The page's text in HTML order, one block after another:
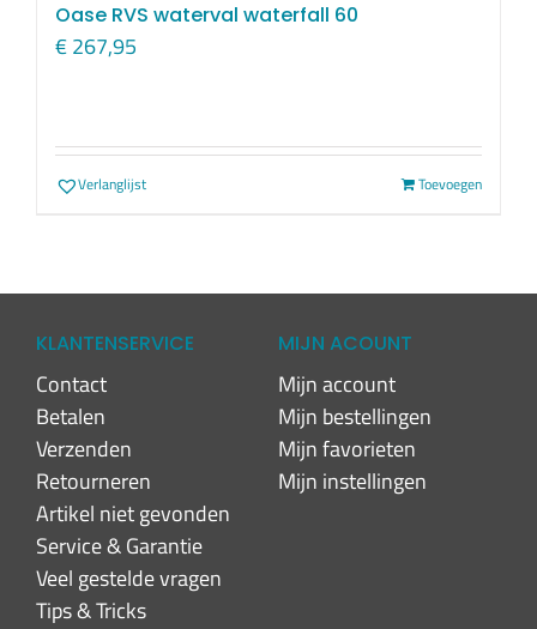
Oase RVS waterval waterfall 60
€267,95
Toevoegen
Verlanglijst
KLANTENSERVICE
Contact
Betalen
Verzenden
Retourneren
Artikel niet gevonden
Service & Garantie
Veel gestelde vragen
Tips & Tricks
MIJN ACOUNT
Mijn account
Mijn bestellingen
Mijn favorieten
Mijn instellingen